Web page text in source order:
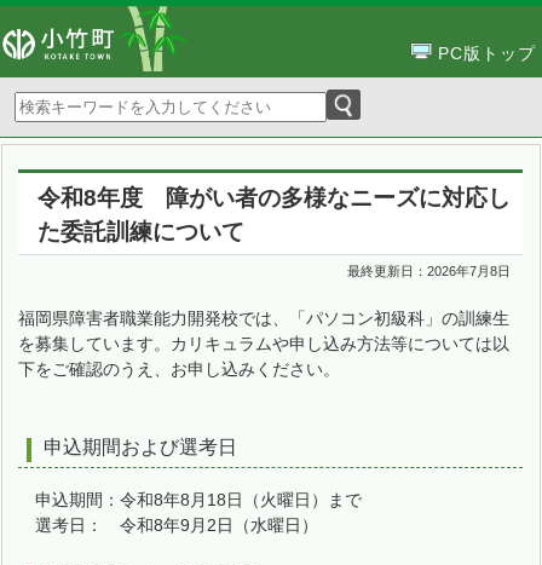
PC版トップ
令和8年度 障がい者の多様なニーズに対応し
た委託訓練について
最終更新日：2026年7月8日
福岡県障害者職業能力開発校では、「パソコン初級科」の訓練生
を募集しています。カリキュラムや申し込み方法等については以
下をご確認のうえ、お申し込みください。
申込期間および選考日
申込期間：令和8年8月18日（火曜日）まで
選考日： 令和8年9月2日（水曜日）